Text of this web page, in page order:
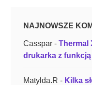
NAJNOWSZE
Casspar- Thermal
drukarka z
Matylda.R - Kilka